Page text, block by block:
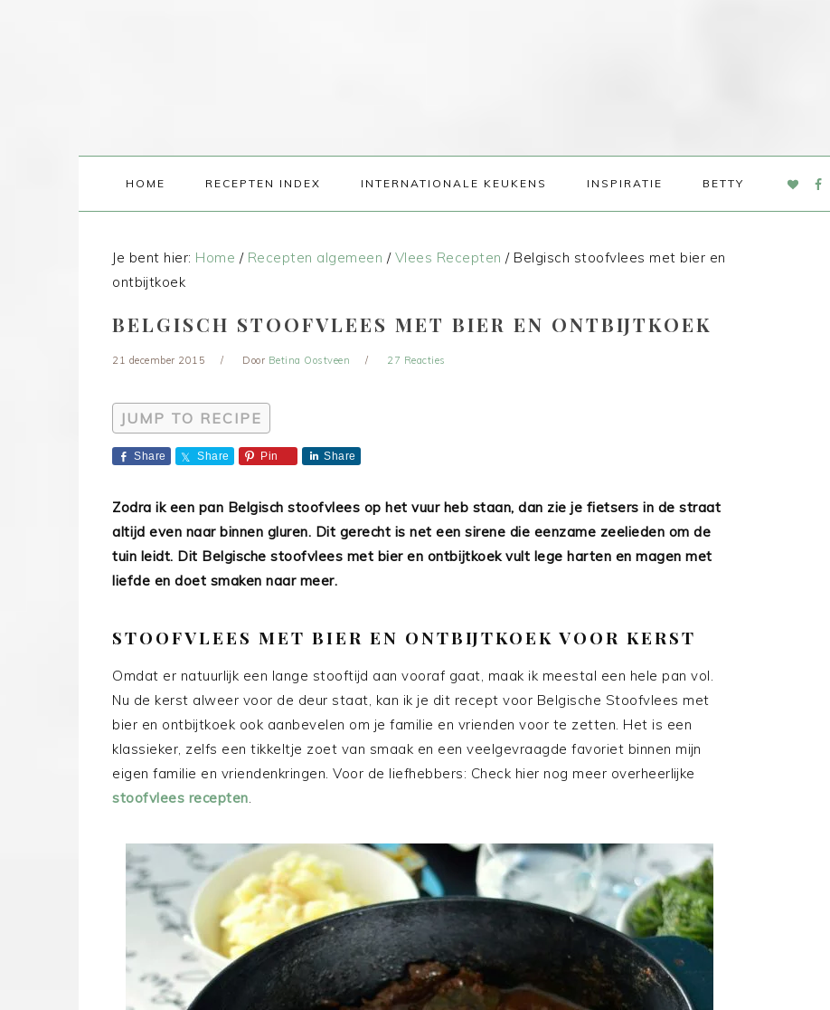
HOME RECEPTEN INDEX INTERNATIONALE KEUKENS INSPIRATIE BETTY
NAV
Je bent hier: Home / Recepten algemeen / Vlees Recepten /Belgisch stoofvlees met bier en
ontbijtkoek
BELGISCH STOOFVLEES MET BIER EN ONTBIJTKOEK
21 december 2015 Door Betina Oostveen 27 Reacties
JUMP TO RECIPE
Share Share Pin Share
Zodra ik een pan Belgisch stoofvlees op het vuur heb staan, dan zie je fietsers in de straat
altijd even naar binnen gluren. Dit gerecht is net een sirene die eenzame zeelieden om de
tuin leidt. Dit Belgische stoofvlees met bier en ontbijtkoek vult lege harten en magen met
liefde en doet smaken naar meer.
STOOFVLEES MET BIER EN ONTBIJTKOEK VOOR KERST
Omdat er natuurlijk een lange stooftijd aan vooraf gaat, maak ik meestal een hele pan vol.
Nu de kerst alweer voor de deur staat, kan ik je dit recept voor Belgische Stoofvlees met
bier en ontbijtkoek ook aanbevelen om je familie en vrienden voor te zetten. Het is een
klassieker, zelfs een tikkeltje zoet van smaak en een veelgevraagde favoriet binnen mijn
eigen familie en vriendenkringen. Voor de liefhebbers: Check hier nog meer overheerlijke
stoofvlees recepten.